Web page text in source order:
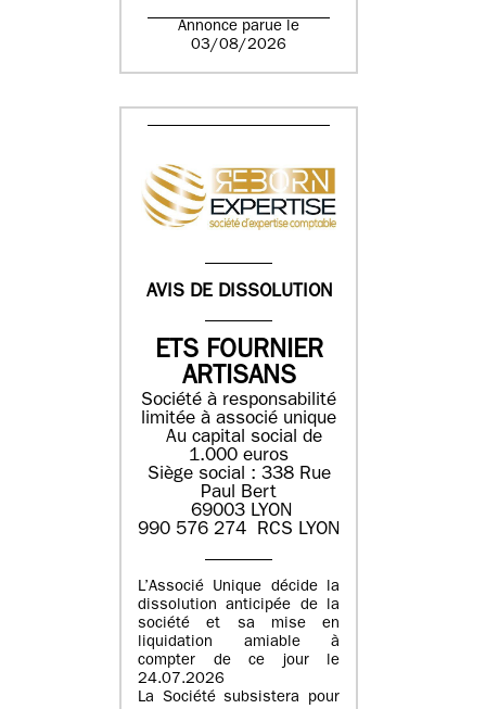
Annonce parue le
03/08/2026
AVIS DE DISSOLUTION
ETS FOURNIER
ARTISANS
Société à responsabilité
limitée à associé unique
Au capital social de
1.000 euros
Siège social : 338 Rue
Paul Bert
69003 LYON
990 576 274 RCS LYON
L’Associé Unique décide la
dissolution anticipée de la
société et sa mise en
liquidation amiable à
compter de ce jour le
24.07.2026
La Société subsistera pour